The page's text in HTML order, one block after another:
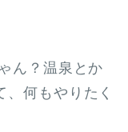
ん？温泉とか
何もやりたく